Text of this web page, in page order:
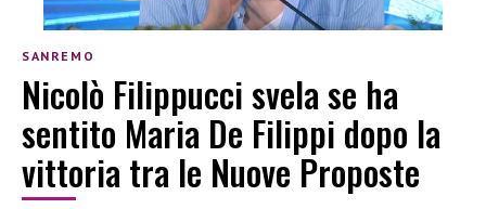
SANREMO
Nicolò Filippucci svela se ha
sentito Maria De Filippi dopo la
vittoria tra le Nuove Proposte